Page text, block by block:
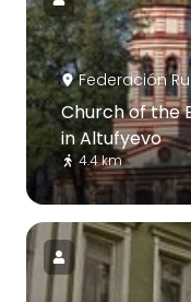
Federación
Church of the
in Altufyevo
4.4 km